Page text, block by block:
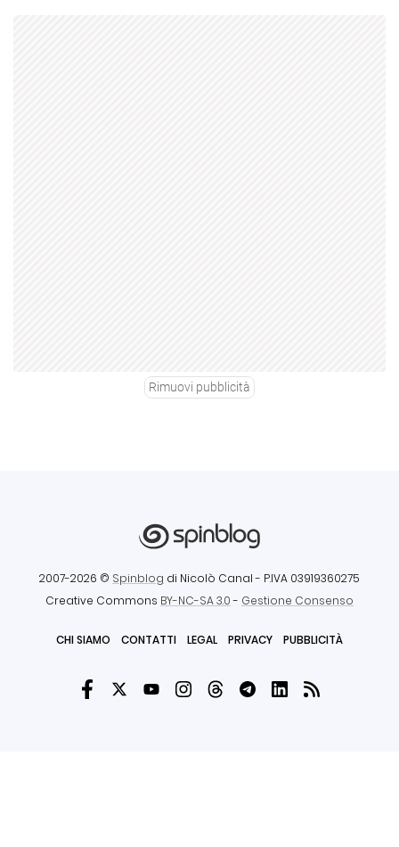
Rimuovi pubblicità
2007-2026 © Spinblog di Nicolò Canal - P.IVA 03919360275
Creative Commons BY-NC-SA 3.0- Gestione Consenso
CHI SIAMO CONTATTI LEGAL PRIVACY PUBBLICITÀ